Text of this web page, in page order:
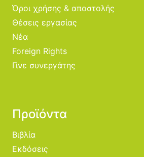
Όροι χρήσης & αποστολής
Θέσεις εργασίας
Νέα
Foreign Rights
Γίνε συνεργάτης
Προϊόντα
Βιβλία
Εκδόσεις